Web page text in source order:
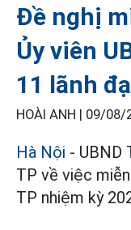
Đề nghị
Ủy viên
11 lãnh
HOÀI ANH | 09/08/
Hà Nội - UBND
TP về việc
TP nhiệm kỳ